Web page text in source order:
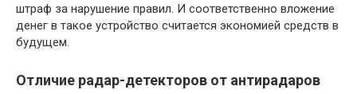
штраф за нарушение правил. И соответственно вложение
денег в такое устройство считается экономией средств в
будущем.
Отличие радар-детекторов от антирадаров